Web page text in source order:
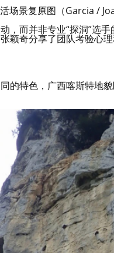
场景复原图（Garcia /
，而并非专业“探洞”选
颖奇分享了团队考验心
的特色，广西喀斯特地